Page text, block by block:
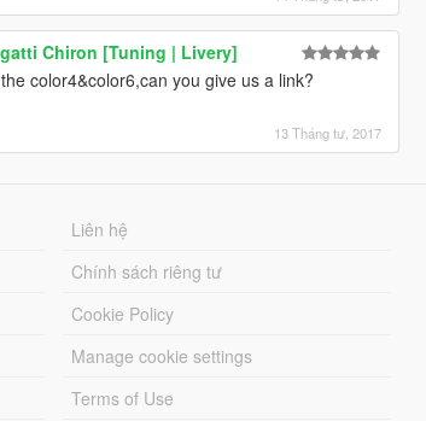
Chiron [Tuning | Livery]
color4&color6,can you give us a link?
13 Tháng tư, 2017
Liên hệ
Chính sách riêng tư
Cookie Policy
Manage cookie settings
Terms of Use